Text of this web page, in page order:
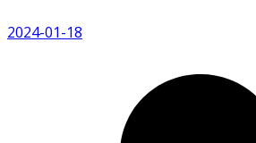
2024-01-18